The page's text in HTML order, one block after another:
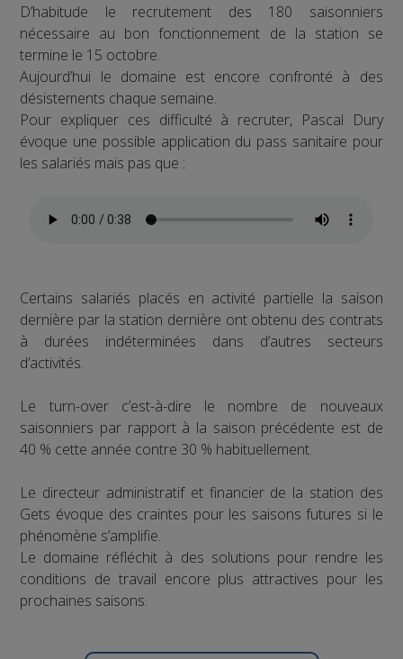
D’habitude le recrutement des 180 saisonniers
nécessaire au bon fonctionnement de la station se
termine le 15 octobre.
Aujourd’hui le domaine est encore confronté à des
désistements chaque semaine.
Pour expliquer ces difficulté à recruter, Pascal Dury
évoque une possible application du pass sanitaire pour
les salariés mais pas que :
Certains salariés placés en activité partielle la saison
dernière par la station dernière ont obtenu des contrats
à durées indéterminées dans d’autres secteurs
d’activités.
Le turn-over c’est-à-dire le nombre de nouveaux
saisonniers par rapport à la saison précédente est de
40 % cette année contre 30 % habituellement.
Le directeur administratif et financier de la station des
Gets évoque des craintes pour les saisons futures si le
phénomène s’amplifie.
Le domaine réfléchit à des solutions pour rendre les
conditions de travail encore plus attractives pour les
prochaines saisons.